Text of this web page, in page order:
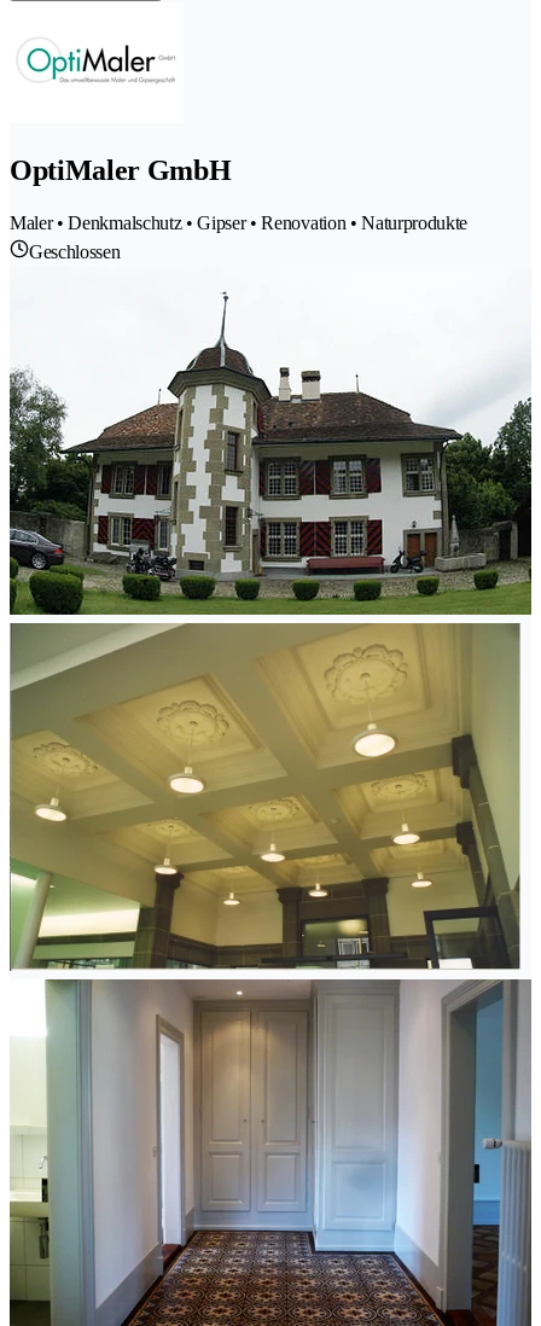
OptiMaler GmbH
Maler • Denkmalschutz • Gipser • Renovation • Naturprodukte
Geschlossen